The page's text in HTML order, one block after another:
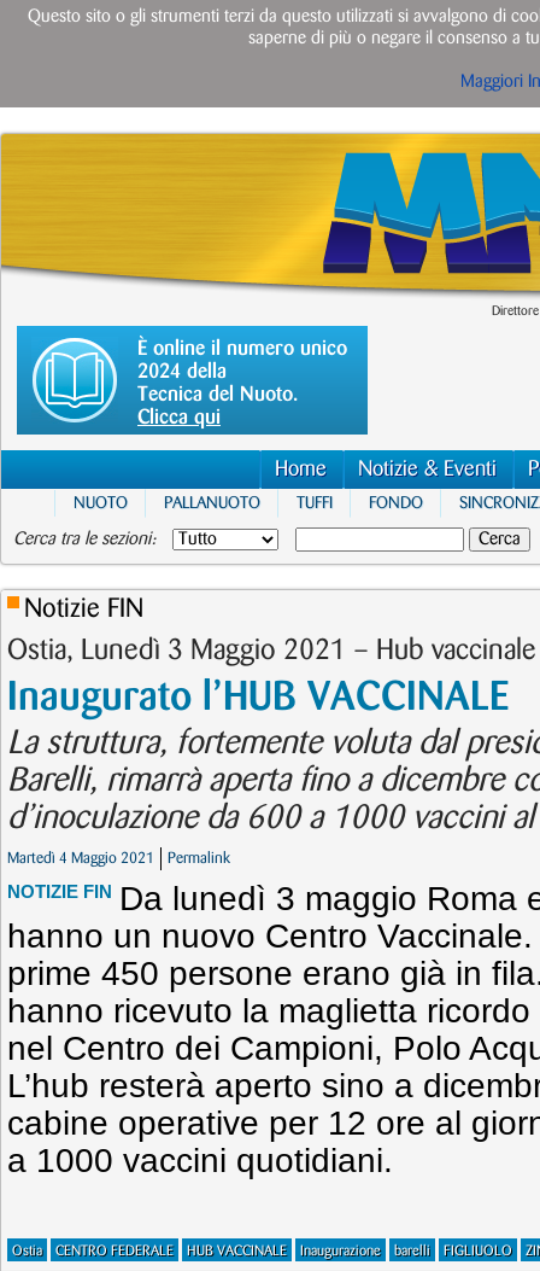
È online il numero unico
2024 della
Tecnica del Nuoto.
Clicca qui
Home Notizie & Eventi
NUOTO PALLANUOTO TUFFI FONDO
Cerca tra le sezioni:
Notizie FIN
Ostia, Lunedì 3 Maggio 2021 – Hub
Inaugurato l’HUB VACCINALE
La struttura, fortemente voluta dal
Barelli, rimarrà aperta fino a dicembre
d’inoculazione da 600 a 1000 vaccini
Martedì 4 Maggio 2021 Permalink
NOTIZIE FIN Da lunedì 3 maggio Roma
hanno un nuovo Centro
prime 450 persone erano già in
hanno ricevuto la maglietta ricordo
nel Centro dei Campioni, Polo
L’hub resterà aperto sino a
cabine operative per 12 ore al
a 1000 vaccini quotidiani.
Ostia CENTRO FEDERALE HUB VACCINALE Inaugurazione barelli FIGLIUOLO
Questo sito o gli strumenti terzi da questo utilizzati si avvalgono di
saperne di più o negare il consenso a
Maggiori